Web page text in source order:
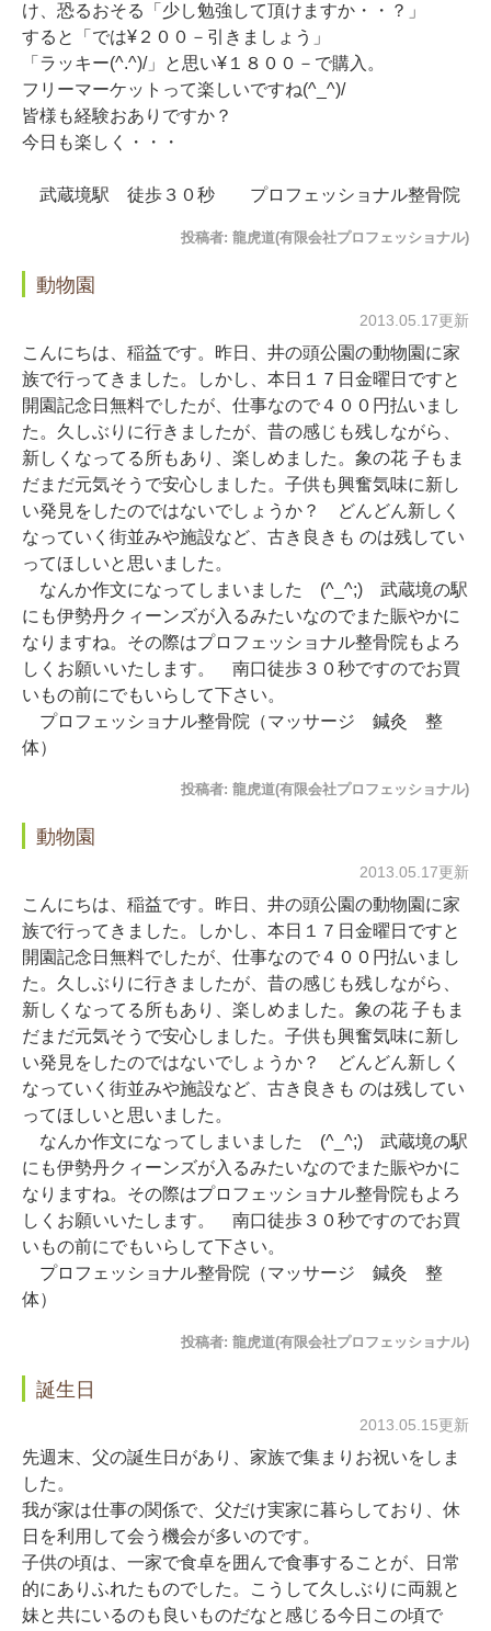
け、恐るおそる「少し勉強して頂けますか・・？」
すると「では¥２００－引きましょう」
「ラッキー(^.^)/」と思い¥１８００－で購入。
フリーマーケットって楽しいですね(^_^)/
皆様も経験おありですか？
今日も楽しく・・・
武蔵境駅 徒歩３０秒 プロフェッショナル整骨院
投稿者: 龍虎道(有限会社プロフェッショナル)
動物園
2013.05.17更新
こんにちは、稲益です。昨日、井の頭公園の動物園に家
族で行ってきました。しかし、本日１７日金曜日ですと
開園記念日無料でしたが、仕事なので４００円払いまし
た。久しぶりに行きましたが、昔の感じも残しながら、
新しくなってる所もあり、楽しめました。象の花 子もま
だまだ元気そうで安心しました。子供も興奮気味に新し
い発見をしたのではないでしょうか？ どんどん新しく
なっていく街並みや施設など、古き良きも のは残してい
ってほしいと思いました。
なんか作文になってしまいました (^_^;) 武蔵境の駅
にも伊勢丹クィーンズが入るみたいなのでまた賑やかに
なりますね。その際はプロフェッショナル整骨院もよろ
しくお願いいたします。 南口徒歩３０秒ですのでお買
いもの前にでもいらして下さい。
プロフェッショナル整骨院（マッサージ 鍼灸 整
体）
投稿者: 龍虎道(有限会社プロフェッショナル)
動物園
2013.05.17更新
こんにちは、稲益です。昨日、井の頭公園の動物園に家
族で行ってきました。しかし、本日１７日金曜日ですと
開園記念日無料でしたが、仕事なので４００円払いまし
た。久しぶりに行きましたが、昔の感じも残しながら、
新しくなってる所もあり、楽しめました。象の花 子もま
だまだ元気そうで安心しました。子供も興奮気味に新し
い発見をしたのではないでしょうか？ どんどん新しく
なっていく街並みや施設など、古き良きも のは残してい
ってほしいと思いました。
なんか作文になってしまいました (^_^;) 武蔵境の駅
にも伊勢丹クィーンズが入るみたいなのでまた賑やかに
なりますね。その際はプロフェッショナル整骨院もよろ
しくお願いいたします。 南口徒歩３０秒ですのでお買
いもの前にでもいらして下さい。
プロフェッショナル整骨院（マッサージ 鍼灸 整
体）
投稿者: 龍虎道(有限会社プロフェッショナル)
誕生日
2013.05.15更新
先週末、父の誕生日があり、家族で集まりお祝いをしま
した。
我が家は仕事の関係で、父だけ実家に暮らしており、休
日を利用して会う機会が多いのです。
子供の頃は、一家で食卓を囲んで食事することが、日常
的にありふれたものでした。こうして久しぶりに両親と
妹と共にいるのも良いものだなと感じる今日この頃で